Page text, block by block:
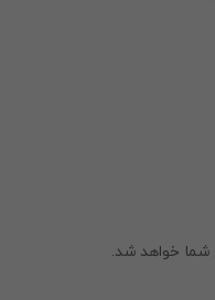
شما خواهد شد.